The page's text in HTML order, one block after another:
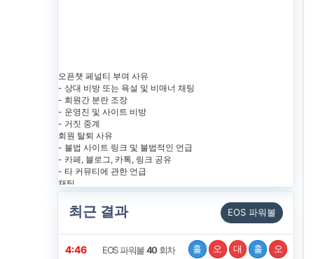
최근 결과 EOS 파워볼
4:45 EOS 파워볼40회차 홀 오 대 홀 오